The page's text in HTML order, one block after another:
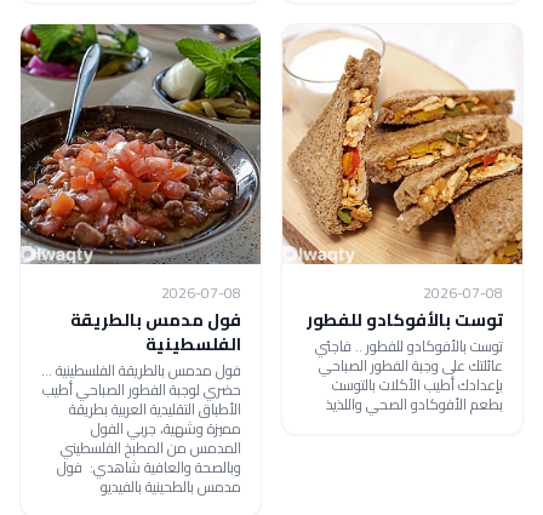
2026-07-08
توست بالأفوكادو للفطور
توست بالأفوكادو للفطور .. فاجئي
عائلتك على وجبة الفطور الصباحي
بإعدادك أطيب الأكلات بالتوست
بطعم الأفوكادو الصحي واللذيذ
2026-07-08
فول مدمس بالطريقة
الفلسطينية
فول مدمس بالطريقة الفلسطينية ...
حضري لوجبة الفطور الصباحي أطيب
الأطباق التقليدية العربية بطريقة
مميزة وشهية، جربي الفول
المدمس من المطبخ الفلسطيني
وبالصحة والعافية شاهدي: فول
مدمس بالطحينية بالفيديو